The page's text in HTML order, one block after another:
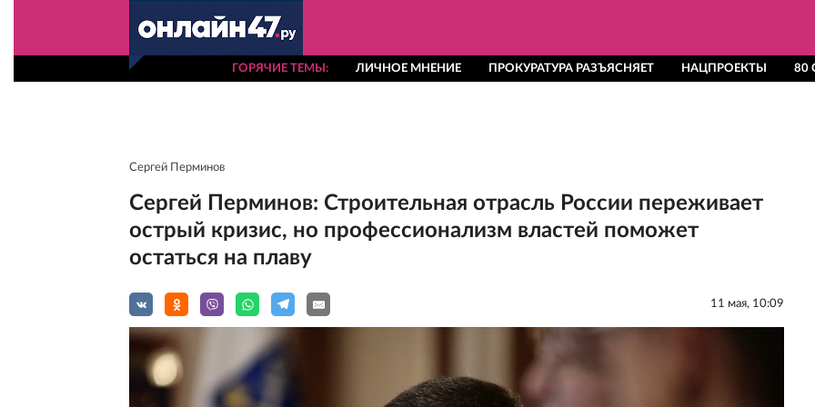
ГОРЯЧИЕ ТЕМЫ ЛИЧНОЕ МНЕНИЕ ПРОКУРАТУРА РАЗЪЯСНЯЕТ НАЦПРОЕКТЫ 80
Сергей Перминов
Сергей Перминов: Строительная отрасль России переживает
острый кризис, но профессионализм властей поможет
остаться на плаву
11 мая, 10:09